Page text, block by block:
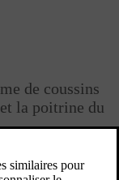
de coussins
la poitrine du